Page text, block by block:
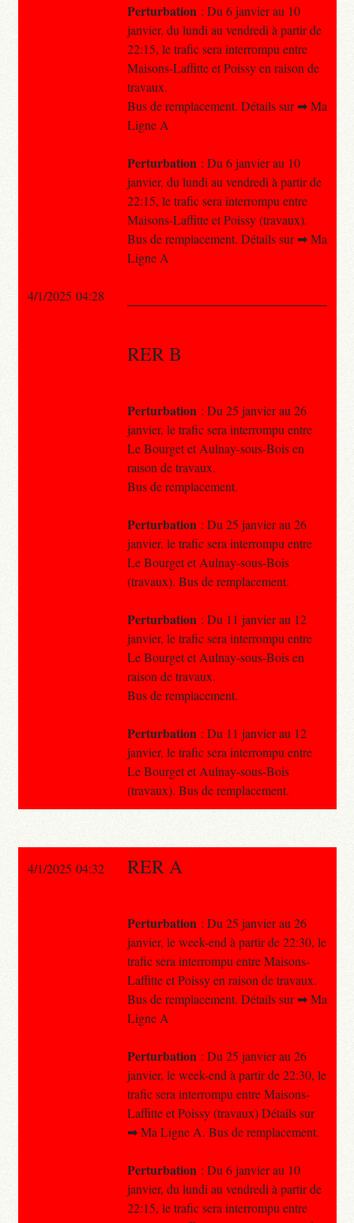
Perturbation : Du 6 janvier au 10
janvier, du lundi au vendredi à partir de
22:15, le trafic sera interrompu entre
Maisons-Laffitte et Poissy en raison de
travaux.
Bus de remplacement. Détails sur ➡ Ma
Ligne A
Perturbation : Du 6 janvier au 10
janvier, du lundi au vendredi à partir de
22:15, le trafic sera interrompu entre
Maisons-Laffitte et Poissy (travaux).
Bus de remplacement. Détails sur ➡ Ma
Ligne A
RER B
Perturbation : Du 25 janvier au 26
janvier, le trafic sera interrompu entre
Le Bourget et Aulnay-sous-Bois en
raison de travaux.
Bus de remplacement.
Perturbation : Du 25 janvier au 26
janvier, le trafic sera interrompu entre
Le Bourget et Aulnay-sous-Bois
(travaux). Bus de remplacement.
Perturbation : Du 11 janvier au 12
janvier, le trafic sera interrompu entre
Le Bourget et Aulnay-sous-Bois en
raison de travaux.
Bus de remplacement.
Perturbation : Du 11 janvier au 12
janvier, le trafic sera interrompu entre
Le Bourget et Aulnay-sous-Bois
(travaux). Bus de remplacement.
4/1/2025 04:28
4/1/2025 04:32 RER A
Perturbation : Du 25 janvier au 26
janvier, le week-end à partir de 22:30, le
trafic sera interrompu entre Maisons-
Laffitte et Poissy en raison de travaux.
Bus de remplacement. Détails sur ➡ Ma
Ligne A
Perturbation : Du 25 janvier au 26
janvier, le week-end à partir de 22:30, le
trafic sera interrompu entre Maisons-
Laffitte et Poissy (travaux) Détails sur
➡ Ma Ligne A. Bus de remplacement.
Perturbation : Du 6 janvier au 10
janvier, du lundi au vendredi à partir de
22:15, le trafic sera interrompu entre